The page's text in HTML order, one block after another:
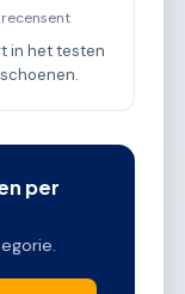
in het testen
per